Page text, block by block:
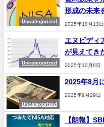
Uncategorized
形成の未来
2025年10月13日
Uncategorized
エヌビディ
が見えてき
2025年10月6日
Uncategorized
2025年8月
2025年9月29日
【朗報】